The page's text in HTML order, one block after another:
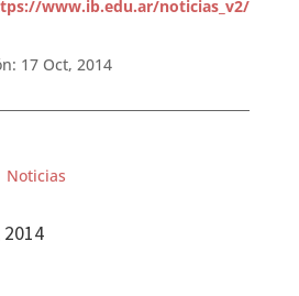
www.ib.edu.ar/noticias_v2/
17 Oct, 2014
Noticias